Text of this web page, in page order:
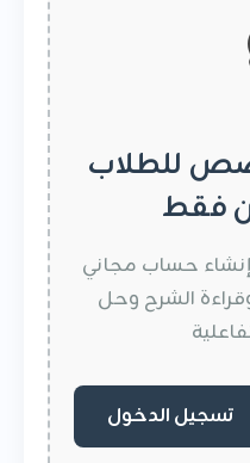
للطلاب
فقط
حساب مجاني
الشرح وحل
تسجيل الدخول